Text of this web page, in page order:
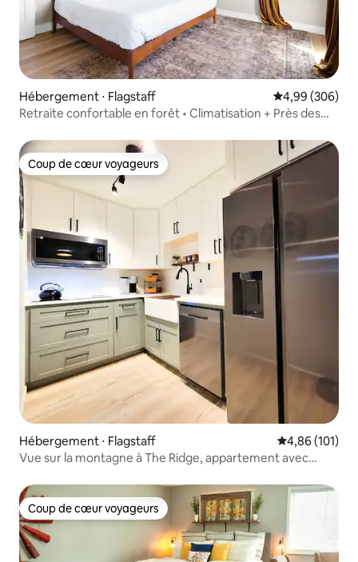
Hébergement ⋅ Flagstaff Évaluation
4,99 (306)
Retraite confortable en forêt • Climatisation + Près des
Coup de cœur voyageurs
Coup de cœur voyageurs
Hébergement ⋅ Flagstaff Évaluation
4,86 (101)
Vue sur la montagne à The Ridge, appartement avec
Coup de cœur voyageurs
Coup de cœur voyageurs